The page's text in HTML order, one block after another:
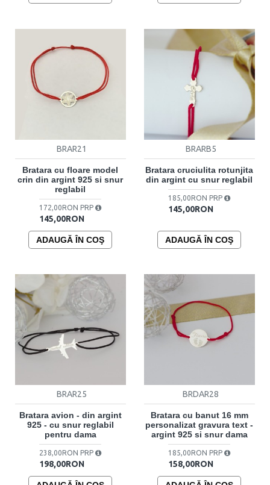
BRAR21
Bratara cu floare model
crin din argint 925 si snur
reglabil
145,00RON
172,00RON PRP
ADAUGĂ ÎN COŞ
BRARB5
Bratara cruciulita rotunjita
din argint cu snur reglabil
145,00RON
185,00RON PRP
ADAUGĂ ÎN COŞ
BRAR25
Bratara avion - din argint
925 - cu snur reglabil
pentru dama
198,00RON
238,00RON PRP
BRDAR28
Bratara cu banut 16 mm
personalizat gravura text -
argint 925 si snur dama
158,00RON
185,00RON PRP